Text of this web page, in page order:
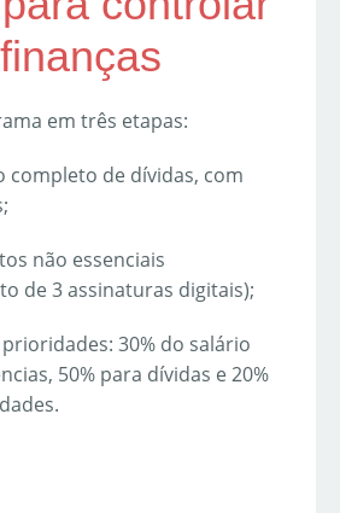
em três etapas:
completo de dívidas, com
não essenciais
de 3 assinaturas digitais);
30% do salário
50% para dívidas e 20%